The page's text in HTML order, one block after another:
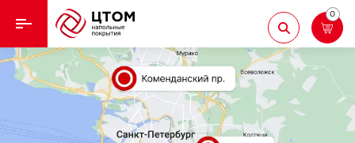
Назад
Кварцвиниловая плитка
Назад
Aberhof
Adelar
Ламинат
0